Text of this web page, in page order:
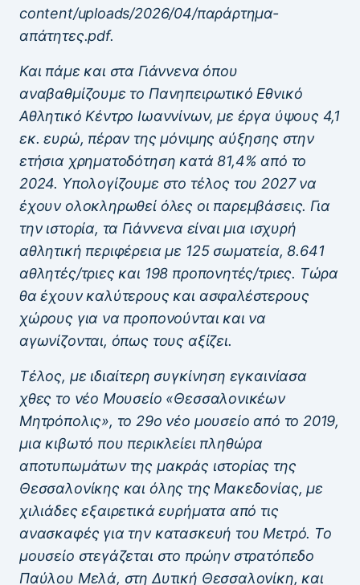
content/uploads/2026/04/παράρτημα-
απάτητες.pdf.
Και πάμε και στα Γιάννενα όπου
αναβαθμίζουμε το Πανηπειρωτικό Εθνικό
Αθλητικό Κέντρο Ιωαννίνων, με έργα ύψους 4,1
εκ. ευρώ, πέραν της μόνιμης αύξησης στην
ετήσια χρηματοδότηση κατά 81,4% από το
2024. Υπολογίζουμε στο τέλος του 2027 να
έχουν ολοκληρωθεί όλες οι παρεμβάσεις. Για
την ιστορία, τα Γιάννενα είναι μια ισχυρή
αθλητική περιφέρεια με 125 σωματεία, 8.641
αθλητές/τριες και 198 προπονητές/τριες. Τώρα
θα έχουν καλύτερους και ασφαλέστερους
χώρους για να προπονούνται και να
αγωνίζονται, όπως τους αξίζει.
Τέλος, με ιδιαίτερη συγκίνηση εγκαινίασα
χθες το νέο Μουσείο «Θεσσαλονικέων
Μητρόπολις», το 29ο νέο μουσείο από το 2019,
μια κιβωτό που περικλείει πληθώρα
αποτυπωμάτων της μακράς ιστορίας της
Θεσσαλονίκης και όλης της Μακεδονίας, με
χιλιάδες εξαιρετικά ευρήματα από τις
ανασκαφές για την κατασκευή του Μετρό. Το
μουσείο στεγάζεται στο πρώην στρατόπεδο
Παύλου Μελά, στη Δυτική Θεσσαλονίκη, και